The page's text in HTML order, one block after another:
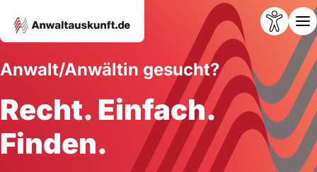
Anwalt/Anwältin gesucht?
Recht. Einfach.
Finden.